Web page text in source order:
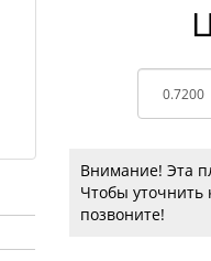
Внимание! Эта
Чтобы уточнить
позвоните!